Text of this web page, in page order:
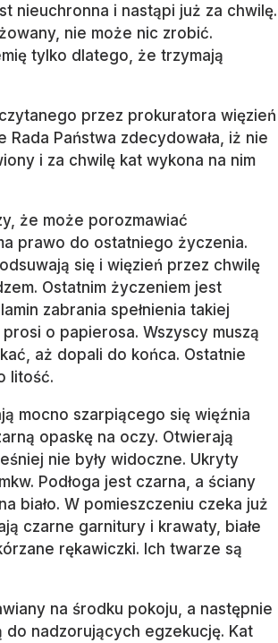
nieuchronna i nastąpi już za chwilę.
nie może nic zrobić.
tylko dlatego, że trzymają
przez prokuratora więzień
Rada Państwa zdecydowała, iż nie
i za chwilę kat wykona na nim
że może porozmawiać
prawo do ostatniego życzenia.
się i więzień przez chwilę
Ostatnim życzeniem jest
zabrania spełnienia takiej
o papierosa. Wszyscy muszą
aż dopali do końca. Ostatnie
litość.
mocno szarpiącego się więźnia
opaskę na oczy. Otwierają
nie były widoczne. Ukryty
Podłoga jest czarna, a ściany
biało. W pomieszczeniu czeka już
czarne garnitury i krawaty, białe
rękawiczki. Ich twarze są
na środku pokoju, a następnie
do nadzorujących egzekucję. Kat